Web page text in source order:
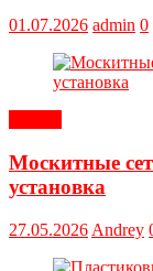
01.07.2026 admin 0
Москитные
установка
27.05.2026 Andrey